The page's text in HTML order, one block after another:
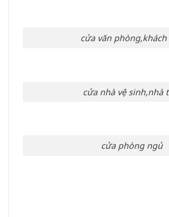
cửa văn phòng,khách
cửa nhà vệ sinh,nhà
cửa phòng ngủ